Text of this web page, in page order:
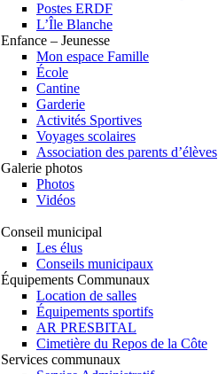
Postes ERDF
L’Île Blanche
Enfance – Jeunesse
Mon espace Famille
École
Cantine
Garderie
Activités Sportives
Voyages scolaires
Association des parents d’élèves
Galerie photos
Photos
Vidéos
Conseil municipal
Les élus
Conseils municipaux
Équipements Communaux
Location de salles
Équipements sportifs
AR PRESBITAL
Cimetière du Repos de la Côte
Services communaux